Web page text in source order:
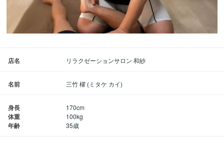
店名 リラクゼーションサロン 和紗
名前 三竹 櫂 (ミタケ カイ)
身長
体重
年齢
170cm
100kg
35歳